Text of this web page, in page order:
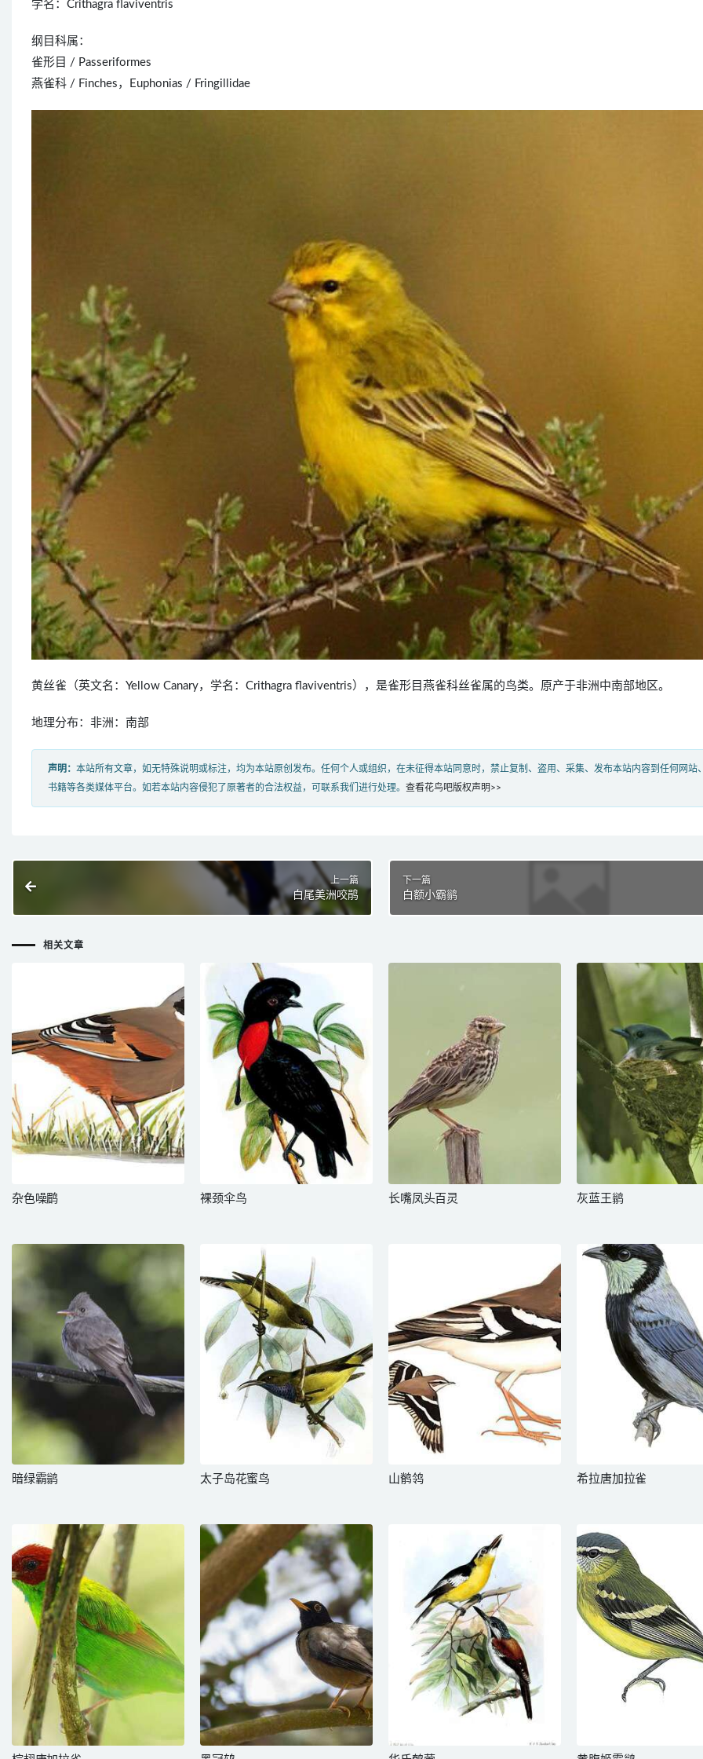
学名：Crithagra flaviventris
纲目科属：
雀形目 / Passeriformes
燕雀科 / Finches，Euphonias / Fringillidae
黄丝雀（英文名：Yellow Canary，学名：Crithagra flaviventris），是雀形目燕雀科丝雀属的鸟类。原产于非洲中南部地区。
地理分布：非洲：南部
声明： 本站所有文章，如无特殊说明或标注，均为本站原创发布。任何个人或组织，在未征得本站同意时，禁止复制、盗用、采集、发布本站内容到任何网站
书籍等各类媒体平台。如若本站内容侵犯了原著者的合法权益，可联系我们进行处理。 查看花鸟吧版权声明>>
上一篇
白尾美洲咬鹃
下一篇
白额小霸鹟
相关文章
杂色噪鹛 裸颈伞鸟 长嘴凤头百灵 灰蓝王鹟
暗绿霸鹟 太子岛花蜜鸟 山鹡鸰 希拉唐加拉雀